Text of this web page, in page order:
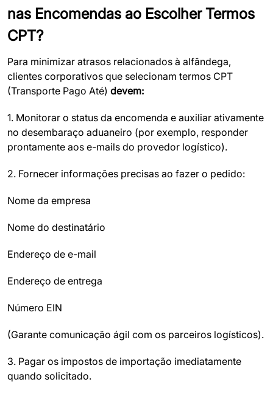
nas Encomendas ao Escolher Termos
CPT?
Para minimizar atrasos relacionados à alfândega,
clientes corporativos que selecionam termos CPT
(Transporte Pago Até) devem:
1. Monitorar o status da encomenda e auxiliar ativamente
no desembaraço aduaneiro (por exemplo, responder
prontamente aos e-mails do provedor logístico).
2. Fornecer informações precisas ao fazer o pedido:
Nome da empresa
Nome do destinatário
Endereço de e-mail
Endereço de entrega
Número EIN
(Garante comunicação ágil com os parceiros logísticos).
3. Pagar os impostos de importação imediatamente
quando solicitado.